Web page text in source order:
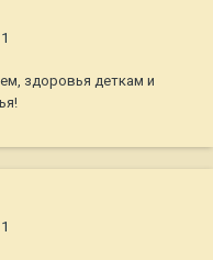
здоровья деткам и